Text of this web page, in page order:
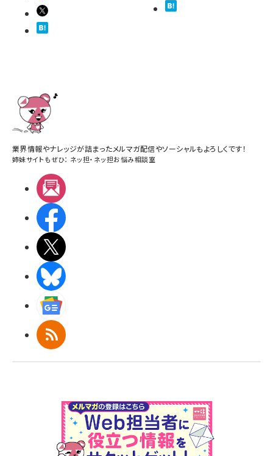
業界情報やナレッジが詰まったメルマガ配信やソーシャルもよろしくです！
姉妹サイトもぜひ： ネッ担・ ネッ担お悩み相談室
RSS